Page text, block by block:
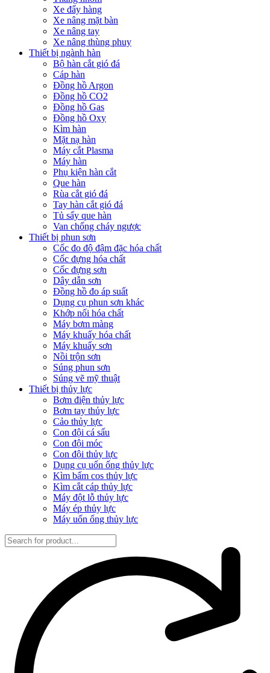
Xe đẩy hàng
Xe nâng mặt bàn
Xe nâng tay
Xe nâng thùng phuy
Thiết bị ngành hàn
Bộ hàn cắt gió đá
Cáp hàn
Đồng hồ Argon
Đồng hồ CO2
Đồng hồ Gas
Đồng hồ Oxy
Kìm hàn
Mặt nạ hàn
Máy cắt Plasma
Máy hàn
Phụ kiện hàn cắt
Que hàn
Rùa cắt gió đá
Tay hàn cắt gió đá
Tủ sấy que hàn
Van chống cháy ngược
Thiết bị phun sơn
Cốc đo độ đậm đặc hóa chất
Cốc đựng hóa chất
Cốc đựng sơn
Dây dẫn sơn
Đồng hồ đo áp suất
Dụng cụ phun sơn khác
Khớp nối hóa chất
Máy bơm màng
Máy khuấy hóa chất
Máy khuấy sơn
Nồi trộn sơn
Súng phun sơn
Súng vẽ mỹ thuật
Thiết bị thủy lực
Bơm điện thủy lực
Bơm tay thủy lực
Cảo thủy lực
Con đội cá sấu
Con đội móc
Con đội thủy lực
Dụng cụ uốn ống thủy lực
Kìm bấm cos thủy lực
Kìm cắt cáp thủy lực
Máy đột lỗ thủy lực
Máy ép thủy lực
Máy uốn ống thủy lực